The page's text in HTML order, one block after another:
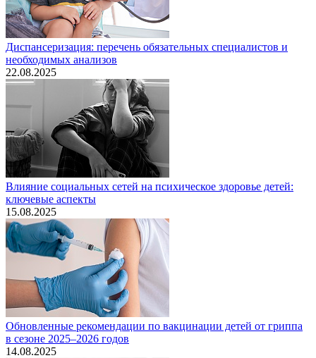
Диспансеризация: перечень обязательных специалистов и
необходимых анализов
22.08.2025
Влияние социальных сетей на психическое здоровье детей:
ключевые аспекты
15.08.2025
Обновленные рекомендации по вакцинации детей от гриппа
в сезоне 2025–2026 годов
14.08.2025